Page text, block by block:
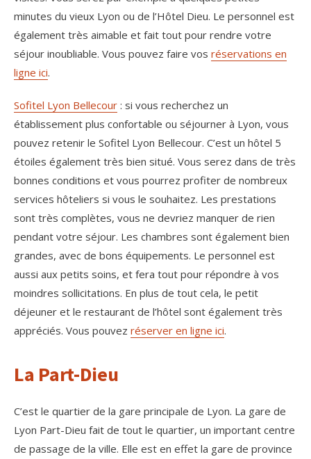
minutes du vieux Lyon ou de l’Hôtel Dieu. Le personnel est
également très aimable et fait tout pour rendre votre
séjour inoubliable. Vous pouvez faire vos réservations en
ligne ici.
Sofitel Lyon Bellecour : si vous recherchez un
établissement plus confortable ou séjourner à Lyon, vous
pouvez retenir le Sofitel Lyon Bellecour. C’est un hôtel 5
étoiles également très bien situé. Vous serez dans de très
bonnes conditions et vous pourrez profiter de nombreux
services hôteliers si vous le souhaitez. Les prestations
sont très complètes, vous ne devriez manquer de rien
pendant votre séjour. Les chambres sont également bien
grandes, avec de bons équipements. Le personnel est
aussi aux petits soins, et fera tout pour répondre à vos
moindres sollicitations. En plus de tout cela, le petit
déjeuner et le restaurant de l’hôtel sont également très
appréciés. Vous pouvez réserver en ligne ici.
La Part-Dieu
C’est le quartier de la gare principale de Lyon. La gare de
Lyon Part-Dieu fait de tout le quartier, un important centre
de passage de la ville. Elle est en effet la gare de province